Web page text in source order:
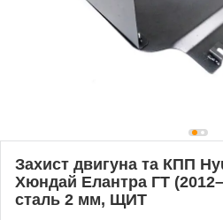
Захист двигуна та КПП
Хюндай Елантра ГТ
сталь 2 мм, ЩИТ